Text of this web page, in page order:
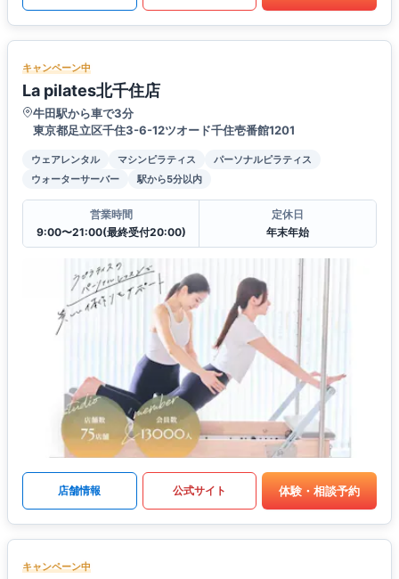
キャンペーン中
La pilates北千住店
牛田駅から車で3分
東京都足立区千住3-6-12ツオード千住壱番館1201
ウェアレンタル マシンピラティス
パーソナルピラティス
ウォーターサーバー
駅から5分以内
営業時間
9:00〜21:00(最終受付20:00)
定休日
年末年始
店舗情報 公式サイト 体験・相談予約
キャンペーン中